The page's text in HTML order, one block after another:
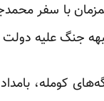
جنگ علیه دولت